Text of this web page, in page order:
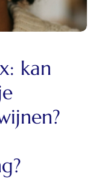
kan